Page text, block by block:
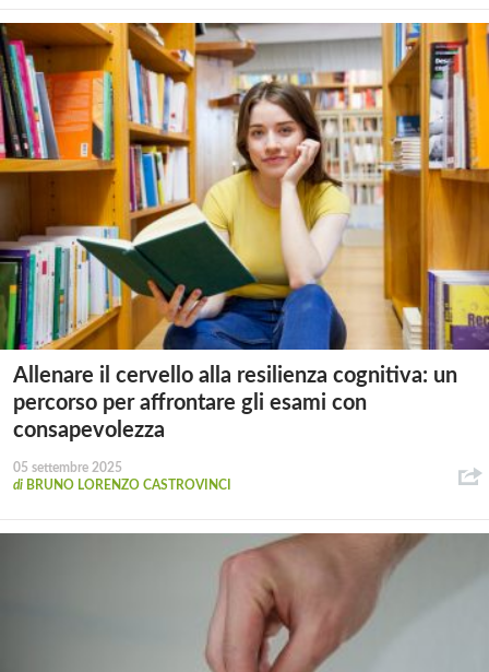
Allenare il cervello alla resilienza cognitiva: un
percorso per affrontare gli esami con
consapevolezza
05 settembre 2025
di BRUNO LORENZO CASTROVINCI